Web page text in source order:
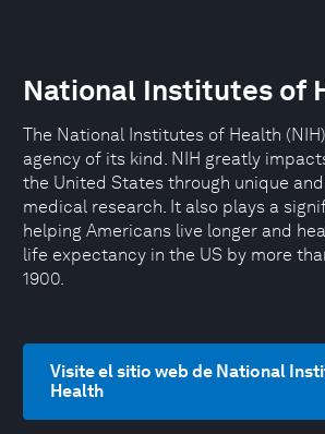
National Institutes of
The National Institutes of Health
agency of its kind. NIH greatly
the United States through unique
medical research. It also plays a
helping Americans live longer and
life expectancy in the US by more
1900.
Visite el sitio web de National
Health